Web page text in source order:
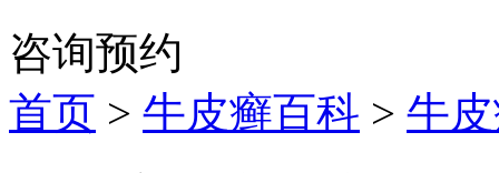
咨询预约
首页 > 牛皮癣百科 > 牛